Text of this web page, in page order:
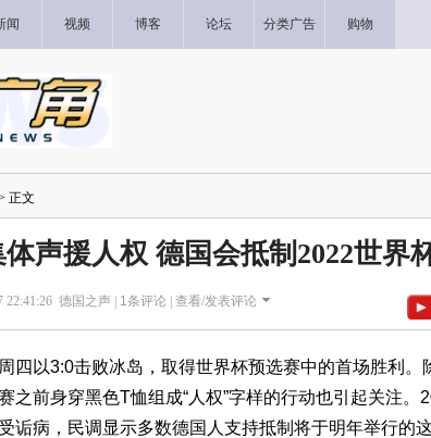
闻 视频 博客 论坛 分类广告 购物
正文
声援人权 德国会抵制2022世界
22:41:26 德国之声 | 1条评论 | 查看/发表评论
以3:0击败冰岛，取得世界杯预选赛中的首场胜利。
之前身穿黑色T恤组成“人权”字样的行动也引起关注。
诟病，民调显示多数德国人支持抵制将于明年举行的这